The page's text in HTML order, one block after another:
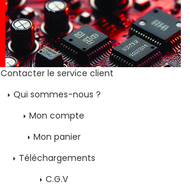
Contacter le service client
Qui sommes-nous ?
Mon compte
Mon panier
Téléchargements
C.G.V